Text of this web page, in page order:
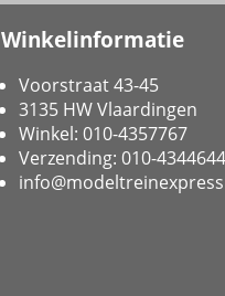
Winkelinformatie
Voorstraat 43-45
3135 HW Vlaardingen
Winkel: 010-4357767
Verzending: 010-4344644